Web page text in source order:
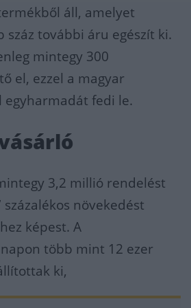
áll, amelyet
száz további áru egészít ki.
mintegy 300
el, ezzel a magyar
egyharmadát fedi le.
3,2 millió rendelést
növekedést
képest. A
több mint 12 ezer
ki,